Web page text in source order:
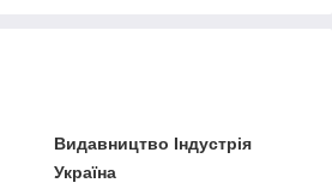
Видавництво Індустрія
Україна